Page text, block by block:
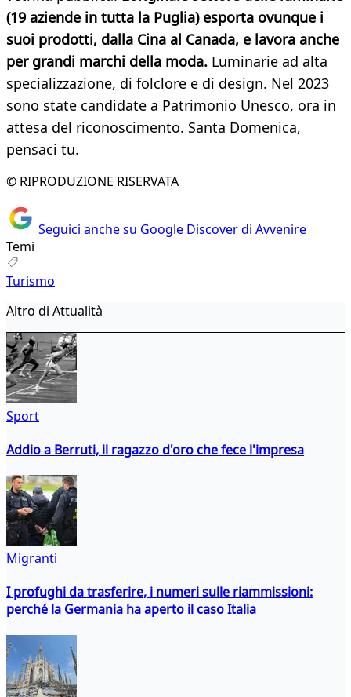
(19 aziende in tutta la Puglia) esporta ovunque i
suoi prodotti, dalla Cina al Canada, e lavora anche
per grandi marchi della moda. Luminarie ad alta
specializzazione, di folclore e di design. Nel 2023
sono state candidate a Patrimonio Unesco, ora in
attesa del riconoscimento. Santa Domenica,
pensaci tu.
© RIPRODUZIONE RISERVATA
Seguici anche su Google Discover di Avvenire
Temi
Turismo
Altro di Attualità
Sport
Addio a Berruti, il ragazzo d'oro che fece l'impresa
Migranti
I profughi da trasferire, i numeri sulle riammissioni:
perché la Germania ha aperto il caso Italia